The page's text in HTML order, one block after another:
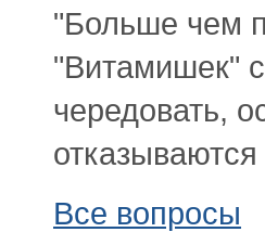
"Больше чем
"Витамишек"
чередовать,
Все вопросы